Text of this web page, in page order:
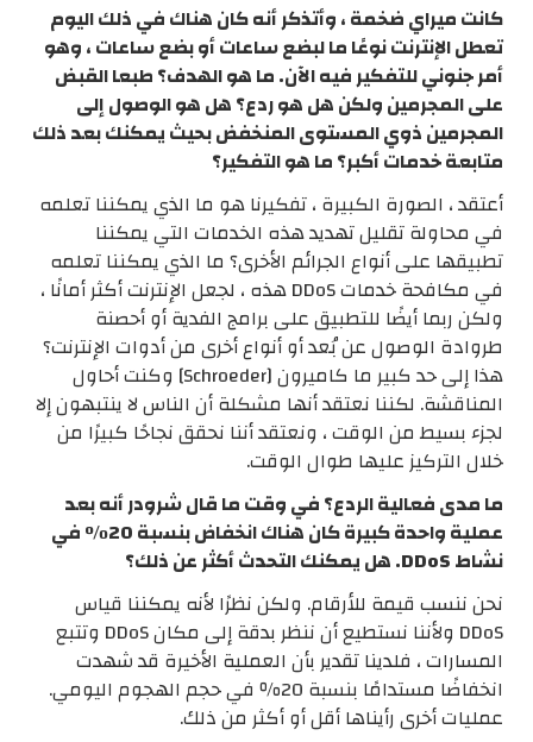
كانت ميراي ضخمة ، وأتذكر أنه كان هناك في ذلك اليوم
تعطل الإنترنت نوعًا ما لبضع ساعات أو بضع ساعات ، وهو
أمر جنوني للتفكير فيه الآن. ما هو الهدف؟ طبعا القبض
على المجرمين ولكن هل هو ردع؟ هل هو الوصول إلى
المجرمين ذوي المستوى المنخفض بحيث يمكنك بعد ذلك
متابعة خدمات أكبر؟ ما هو التفكير؟
أعتقد ، الصورة الكبيرة ، تفكيرنا هو ما الذي يمكننا تعلمه
في محاولة تقليل تهديد هذه الخدمات التي يمكننا
تطبيقها على أنواع الجرائم الأخرى؟ ما الذي يمكننا تعلمه
في مكافحة خدمات DDoS هذه ، لجعل الإنترنت أكثر أمانًا ،
ولكن ربما أيضًا للتطبيق على برامج الفدية أو أحصنة
طروادة الوصول عن بُعد أو أنواع أخرى من أدوات الإنترنت؟
هذا إلى حد كبير ما كاميرون [Schroeder] وكنت أحاول
المناقشة. لكننا نعتقد أنها مشكلة أن الناس لا ينتبهون إلا
لجزء بسيط من الوقت ، ونعتقد أننا نحقق نجاحًا كبيرًا من
خلال التركيز عليها طوال الوقت.
ما مدى فعالية الردع؟ في وقت ما قال شرودر أنه بعد
عملية واحدة كبيرة كان هناك انخفاض بنسبة 20٪ في
نشاط DDoS. هل يمكنك التحدث أكثر عن ذلك؟
نحن ننسب قيمة للأرقام. ولكن نظرًا لأنه يمكننا قياس
DDoS ولأننا نستطيع أن ننظر بدقة إلى مكان DDoS وتتبع
المسارات ، فلدينا تقدير بأن العملية الأخيرة قد شهدت
انخفاضًا مستدامًا بنسبة 20٪ في حجم الهجوم اليومي.
عمليات أخرى رأيناها أقل أو أكثر من ذلك.